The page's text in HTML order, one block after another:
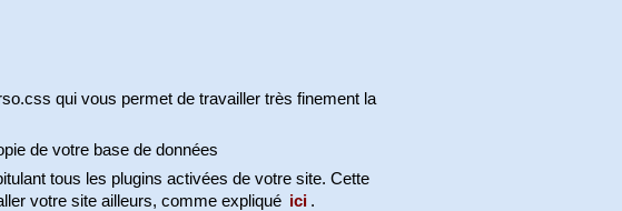
qui vous permet de travailler très finement la
de votre base de données
tous les plugins activées de votre site. Cette
votre site ailleurs, comme expliqué ici .